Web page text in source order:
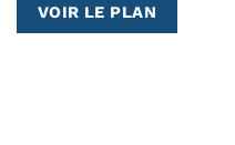
VOIR LE PLAN